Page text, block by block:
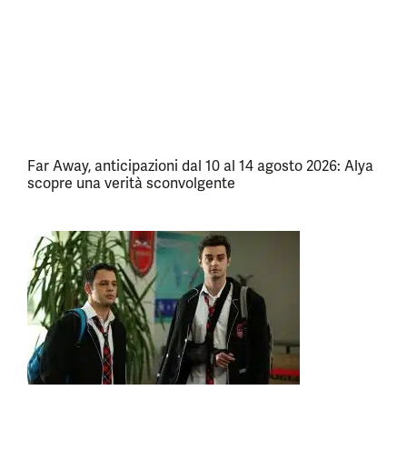
Far Away, anticipazioni dal 10 al 14 agosto 2026: Alya
scopre una verità sconvolgente